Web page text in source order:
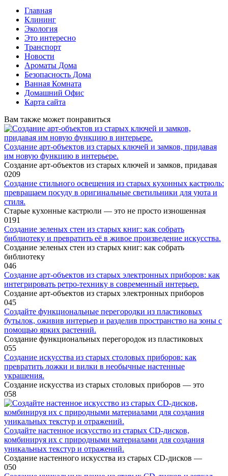
Главная
Клининг
Экология
Это интересно
Транспорт
Новости
Ароматы Дома
Безопасность Дома
Ванная Комната
Домашний Офис
Карта сайта
Вам также может понравиться
Создание арт-объектов из старых ключей и замков, придавая
им новую функцию в интерьере.
Создание арт-объектов из старых ключей и замков, придавая
0209
Создание стильного освещения из старых кухонных кастрюль:
превращаем посуду в оригинальные светильники для уюта и
стиля.
Старые кухонные кастрюли — это не просто изношенная
0191
Создание зеленых стен из старых книг: как собрать
библиотеку и превратить её в живое произведение искусства.
Создание зеленых стен из старых книг: как собрать
библиотеку
046
Создание арт-объектов из старых электронных приборов: как
интегрировать ретро-технику в современный интерьер.
Создание арт-объектов из старых электронных приборов
045
Создайте функциональные перегородки из пластиковых
бутылок, оживив интерьер и разделив пространство на зоны с
помощью ярких растений.
Создание функциональных перегородок из пластиковых
055
Создание искусства из старых столовых приборов: как
превратить ложки и вилки в необычные настенные
украшения.
Создание искусства из старых столовых приборов — это
058
Создайте настенное искусство из старых CD-дисков,
комбинируя их с природными материалами для создания
уникальных текстур и отражений.
Создание настенного искусства из старых CD-дисков —
050